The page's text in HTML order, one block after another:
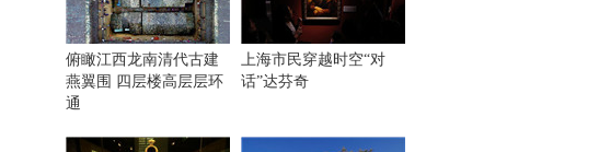
俯瞰江西龙南清代古建
燕翼围 四层楼高层层环
通
上海市民穿越时空“对
话”达芬奇